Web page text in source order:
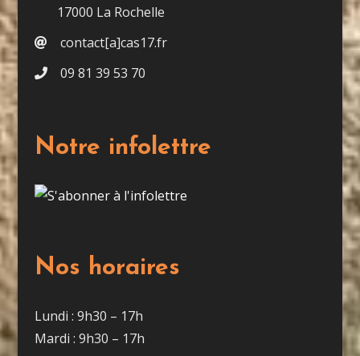
17000 La Rochelle
contact[a]cas17.fr
09 81 39 53 70
Notre infolettre
Nos horaires
Lundi : 9h30 – 17h
Mardi : 9h30 – 17h